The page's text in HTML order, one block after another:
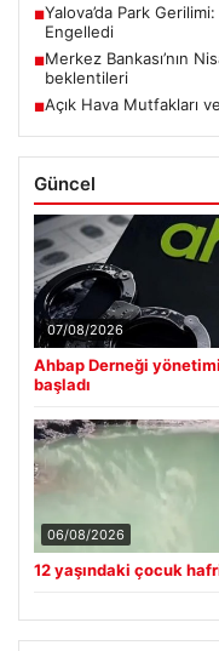
■Yalova’da Park
Engelledi
■Merkez Bankası’nın
beklentileri
■Açık Hava Mutfakları
Güncel
07/08/2026
Ahbap Derneği
başladı
06/08/2026
12 yaşındaki çocuk